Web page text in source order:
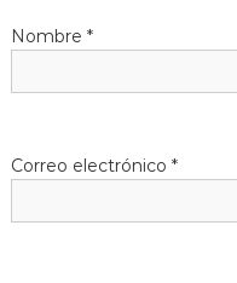
Nombre *
Correo electrónico *